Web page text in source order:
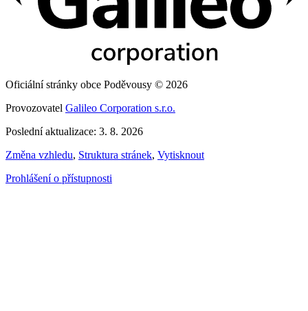
Oficiální stránky obce Poděvousy © 2026
Provozovatel Galileo Corporation s.r.o.
Poslední aktualizace: 3. 8. 2026
Změna vzhledu, Struktura stránek, Vytisknout
Prohlášení o přístupnosti